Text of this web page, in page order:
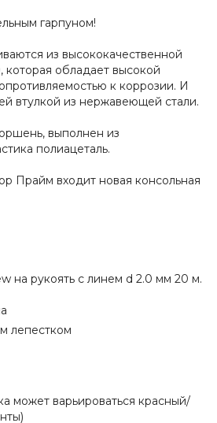
гарпуном!
из высококачественной
которая обладает высокой
к коррозии. И
втулкой из нержавеющей стали.
выполнен из
полиацеталь.
Прайм входит новая консольная
на рукоять с линем d 2.0 мм 20 м.
лепестком
может варьироваться красный/